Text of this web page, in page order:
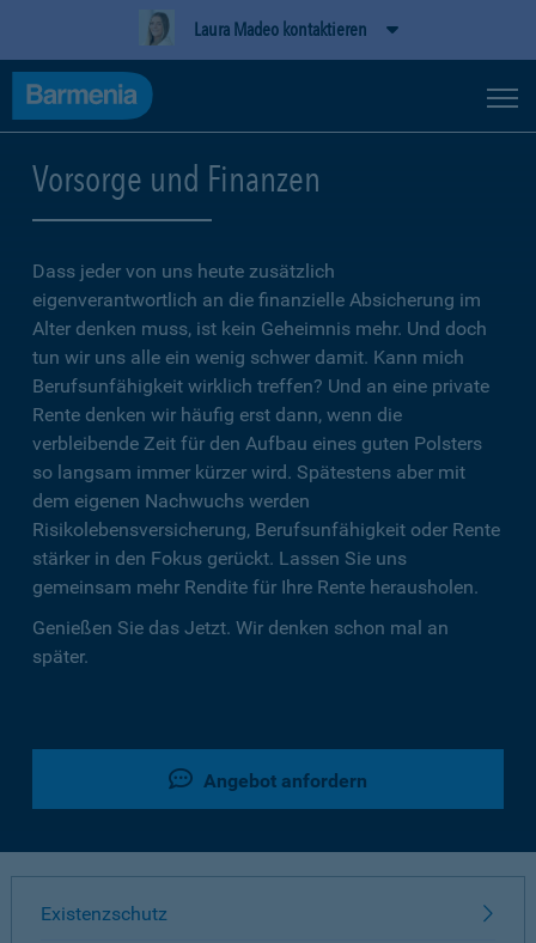
Laura Madeo kontaktieren
Vorsorge und Finanzen
Dass jeder von uns heute zusätzlich
eigenverantwortlich an die finanzielle Absicherung im
Alter denken muss, ist kein Geheimnis mehr. Und doch
tun wir uns alle ein wenig schwer damit. Kann mich
Berufsunfähigkeit wirklich treffen? Und an eine private
Rente denken wir häufig erst dann, wenn die
verbleibende Zeit für den Aufbau eines guten Polsters
so langsam immer kürzer wird. Spätestens aber mit
dem eigenen Nachwuchs werden
Risikolebensversicherung, Berufsunfähigkeit oder Rente
stärker in den Fokus gerückt. Lassen Sie uns
gemeinsam mehr Rendite für Ihre Rente herausholen.
Genießen Sie das Jetzt. Wir denken schon mal an
später.
Angebot anfordern
Existenzschutz